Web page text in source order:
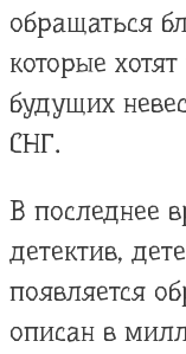
обращаться
которые
будущих
СНГ.
В последнее
детектив,
появляется
описан в